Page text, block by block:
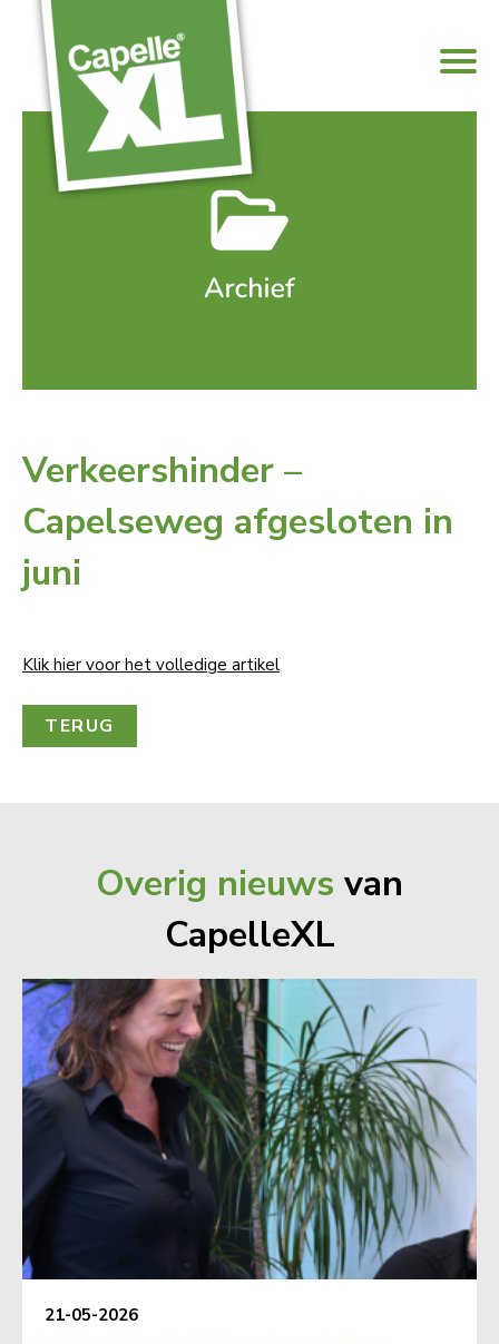
Verkeershinder –
Capelseweg afgesloten in
juni
Klik hier voor het volledige artikel
TERUG
Overig nieuws van
CapelleXL
21-05-2026